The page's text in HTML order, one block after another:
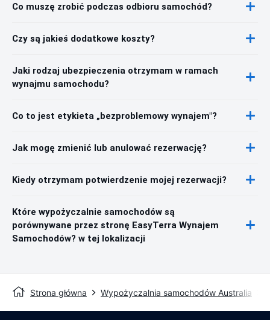
Co muszę zrobić podczas odbioru samochód?
Czy są jakieś dodatkowe koszty?
Jaki rodzaj ubezpieczenia otrzymam w ramach
wynajmu samochodu?
Co to jest etykieta „bezproblemowy wynajem"?
Jak mogę zmienić lub anulować rezerwację?
Kiedy otrzymam potwierdzenie mojej rezerwacji?
Które wypożyczalnie samochodów są
porównywane przez stronę EasyTerra Wynajem
Samochodów? w tej lokalizacji
Strona główna Wypożyczalnia samochodów Australia